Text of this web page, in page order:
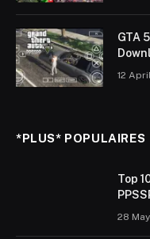
GTA
12
*PLUS* POPULAIRES
Top
28